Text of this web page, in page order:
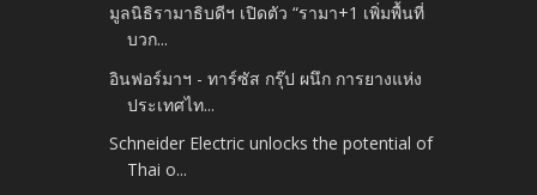
มูลนิธิรามาธิบดีฯ เปิดตัว “รามา+1 เพิ่มพื้นที่
บวก...
อินฟอร์มาฯ - ทาร์ซัส กรุ๊ป ผนึก การยางแห่ง
ประเทศไท...
Schneider Electric unlocks the potential of
Thai o...